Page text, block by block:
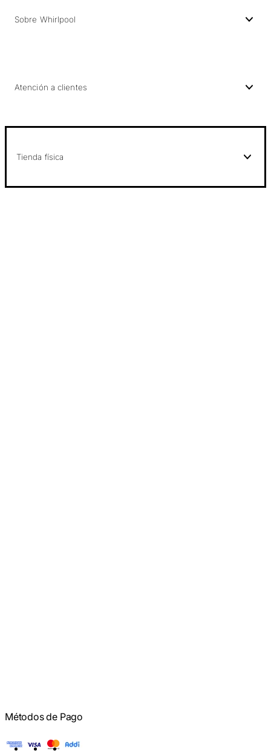
Sobre Whirlpool
Atención a clientes
Tienda física
Métodos de Pago
American Express
Visa Mastercard